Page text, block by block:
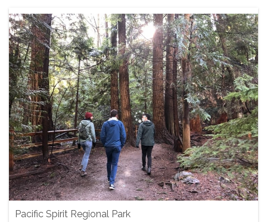
Pacific Spirit Regional Park